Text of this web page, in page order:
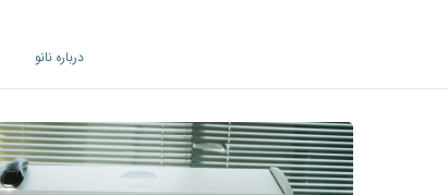
درباره نانو